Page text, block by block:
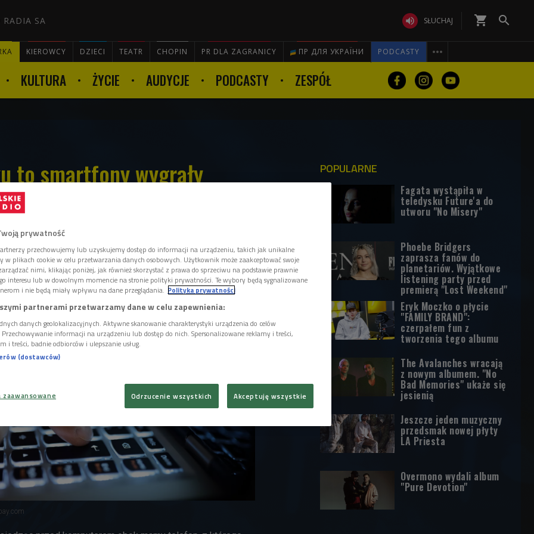
RADIA SA  SŁUCHAJ shopping_cart 
KIEROWCY DZIECI TEATR CHOPIN PR DLA ZAGRANICY ПР ДЛЯ УКРАЇНИ PODCASTY 

KULTURA ŻYCIE AUDYCJE PODCASTY ZESPÓŁ
to smartfony wygrały
że użytkownikom internetu coraz
komputery. W 2016 roku więcej
przez smartfony niż inne urządzenia.
POPULARNE
Fagata wystąpiła w
teledysku Future'a do
utworu "No Misery"
Phoebe Bridgers
zaprasza fanów do
planetariów. Wyjątkowe
listening party przed
premierą "Lost Weekend"
Eryk Moczko o płycie
"FAMILY BRAND":
czerpałem fun z
tworzenia tego albumu
The Avalanches wracają
z nowym albumem. "No
Bad Memories" ukaże się
jesienią
Jeszcze jeden muzyczny
przedsmak nowej płyty
LA Priesta
Overmono wydali album
"Pure Devotion"
prywatność
przechowujemy lub uzyskujemy dostęp do informacji na urządzeniu, takich jak unikalne
w plikach cookie w celu przetwarzania danych osobowych. Użytkownik może zaakceptować swoje
nimi, klikając poniżej, jak również skorzystać z prawa do sprzeciwu na podstawie prawnie
interesu lub w dowolnym momencie na stronie polityki prywatności. Te wybory będą sygnalizowane
i nie będą miały wpływu na dane przeglądania. Polityka prywatności
partnerami przetwarzamy dane w celu zapewnienia:
danych geolokalizacyjnych. Aktywne skanowanie charakterystyki urządzenia do celów
informacji na urządzeniu lub dostęp do nich. Spersonalizowane reklamy i treści,
i treści, badnie odbiorców i ulepszanie usług.
(dostawców)
Odrzucenie wszystkich Akceptuję wszystkie